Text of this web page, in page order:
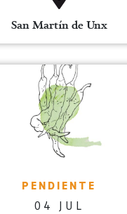
San Martín de Unx
Fête du Piment
PENDIENTE
04 JUL